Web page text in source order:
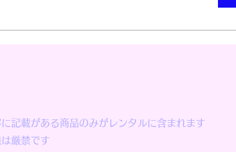
記載がある商品のみがレンタルに含まれます
厳禁です